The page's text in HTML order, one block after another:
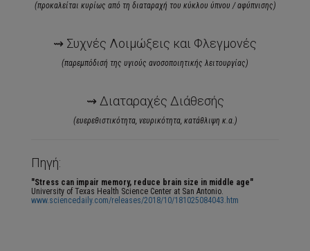
(προκαλείται κυρίως από τη διαταραχή του κύκλου ύπνου / αφύπνισης)
⇝ Συχνές Λοιμώξεις και Φλεγμονές
(παρεμπόδισή της υγιούς ανοσοποιητικής λειτουργίας)
⇝ Διαταραχές Διάθεσής
(ευερεθιστικότητα, νευρικότητα, κατάθλιψη κ.α.)
Πηγή:
"Stress can impair memory, reduce brain size in middle age"
University of Texas Health Science Center at San Antonio.
www.sciencedaily.com/releases/2018/10/181025084043.htm